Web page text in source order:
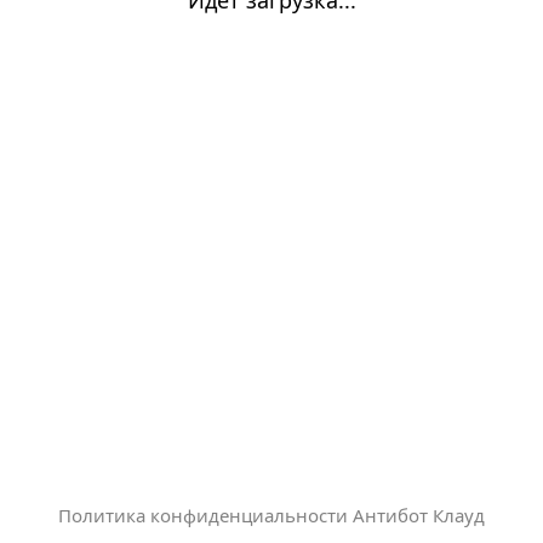
Политика конфиденциальности Антибот Клауд